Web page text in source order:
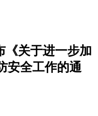
《关于进一步加
安全工作的通